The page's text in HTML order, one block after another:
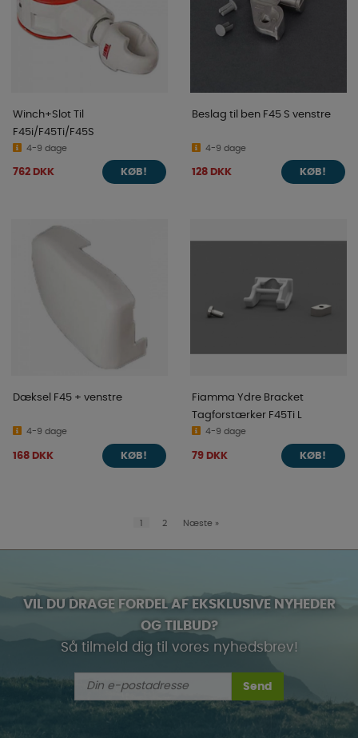
Winch+Slot Til
F45i/F45Ti/F45S
4-9 dage
762 DKK KØB!
Beslag til ben F45 S venstre
4-9 dage
128 DKK KØB!
Dæksel F45 + venstre
4-9 dage
168 DKK KØB!
Fiamma Ydre Bracket
Tagforstærker F45Ti L
4-9 dage
79 DKK KØB!
1 2 Næste »
VIL DU DRAGE FORDEL AF EKSKLUSIVE NYHEDER
OG TILBUD?
Så tilmeld dig til vores nyhedsbrev!
Send